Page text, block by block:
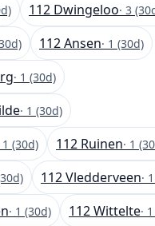
112 Dwingeloo· 3
112 Ansen· 1 (30d)
· 1 (30d)
· 1 (30d)
1 (30d) 112 Ruinen· 1
112 Vledderveen·
· 1 (30d) 112 Wittelte·